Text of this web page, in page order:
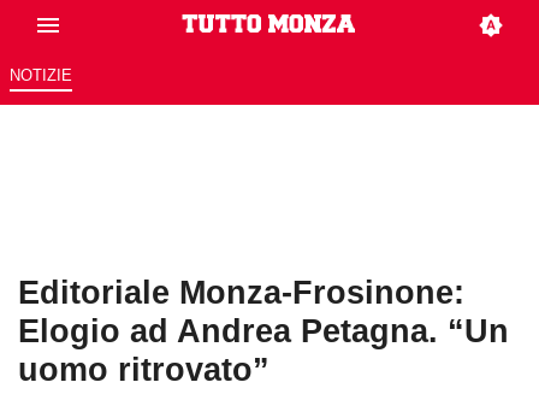
NOTIZIE
Editoriale Monza-Frosinone:
Elogio ad Andrea Petagna. “Un
uomo ritrovato”